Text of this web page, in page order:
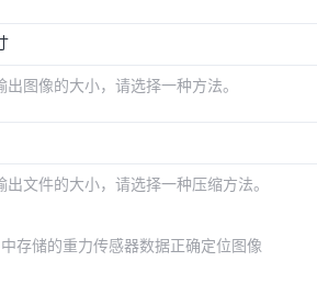
图像的大小，请选择一种方法。
出文件的大小，请选择一种压缩方法。
中存储的重力传感器数据正确定位图像